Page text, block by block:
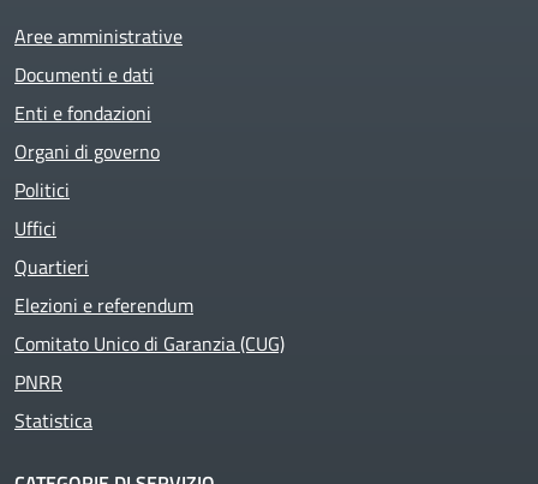
Aree amministrative
Documenti e dati
Enti e fondazioni
Organi di governo
Politici
Uffici
Quartieri
Elezioni e referendum
Comitato Unico di Garanzia (CUG)
PNRR
Statistica